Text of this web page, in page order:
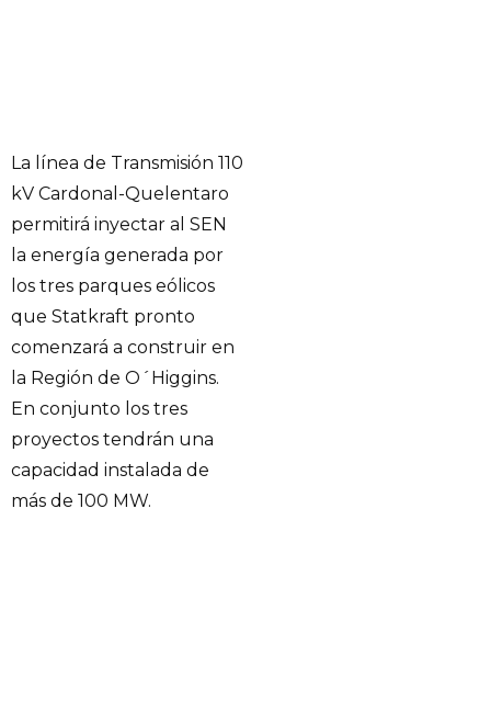
La línea de Transmisión 110
kV Cardonal-Quelentaro
permitirá inyectar al SEN
la energía generada por
los tres parques eólicos
que Statkraft pronto
comenzará a construir en
la Región de O´Higgins.
En conjunto los tres
proyectos tendrán una
capacidad instalada de
más de 100 MW.